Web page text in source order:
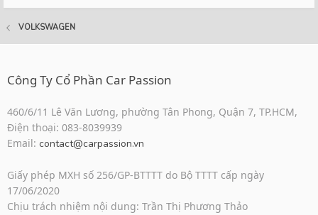
VOLKSWAGEN
Công Ty Cổ Phần Car Passion
460/6/11 Lê Văn Lương, phường Tân Phong, Quận 7, TP.HCM,
Điện thoại: 083-8039939
Email: contact@carpassion.vn
Giấy phép MXH số 256/GP-BTTTT do Bộ TTTT cấp ngày
17/06/2020
Chịu trách nhiệm nội dung: Trần Thị Phương Thảo